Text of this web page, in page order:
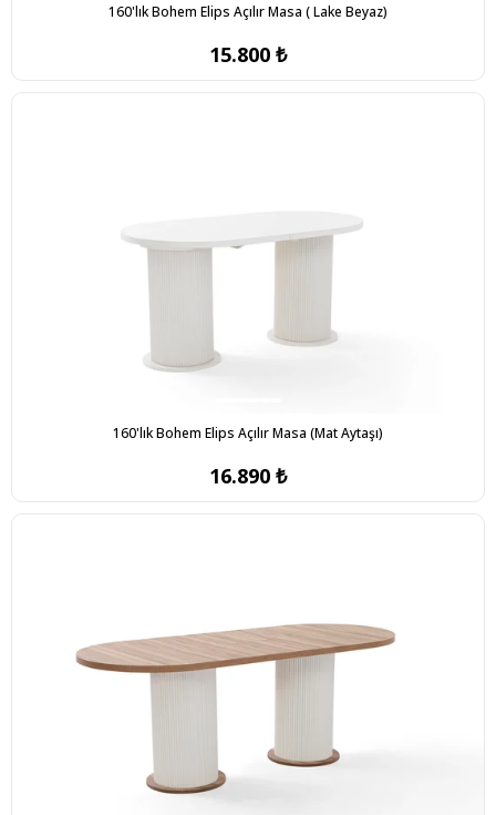
160'lık Bohem Elips Açılır Masa ( Lake Beyaz)
15.800 ₺
160'lık Bohem Elips Açılır Masa (Mat Aytaşı)
16.890 ₺